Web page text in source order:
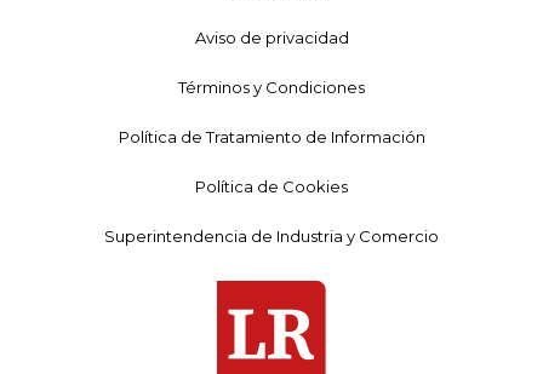
Aviso de privacidad
Términos y Condiciones
Política de Tratamiento de Información
Política de Cookies
Superintendencia de Industria y Comercio